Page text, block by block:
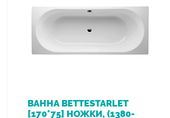
ВАННА BETTESTARLET
[170*75] НОЖКИ, (1380-